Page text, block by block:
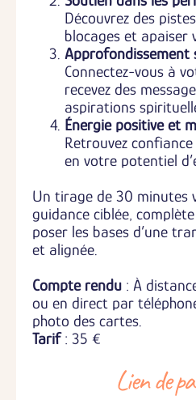
Découvrez des
blocages et apaiser
Approfondissement
Connectez-vous à
recevez des
aspirations
Énergie positive et
Retrouvez
en votre potentiel
Un tirage de 30 minutes
guidance ciblée,
poser les bases d’une
et alignée.
Compte rendu : À
ou en direct par
photo des cartes.
Tarif: 35 €
Lien de